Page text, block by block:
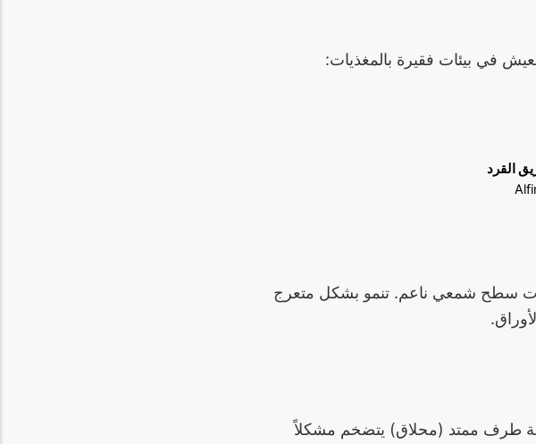
في بيئات فقيرة بالمغذيات:
في بعض الأنواع، ذات سطح شمعي ناعم. تنمو بشكل متعرج
طرف ممتد (محلاق) يتضخم مشكلاً